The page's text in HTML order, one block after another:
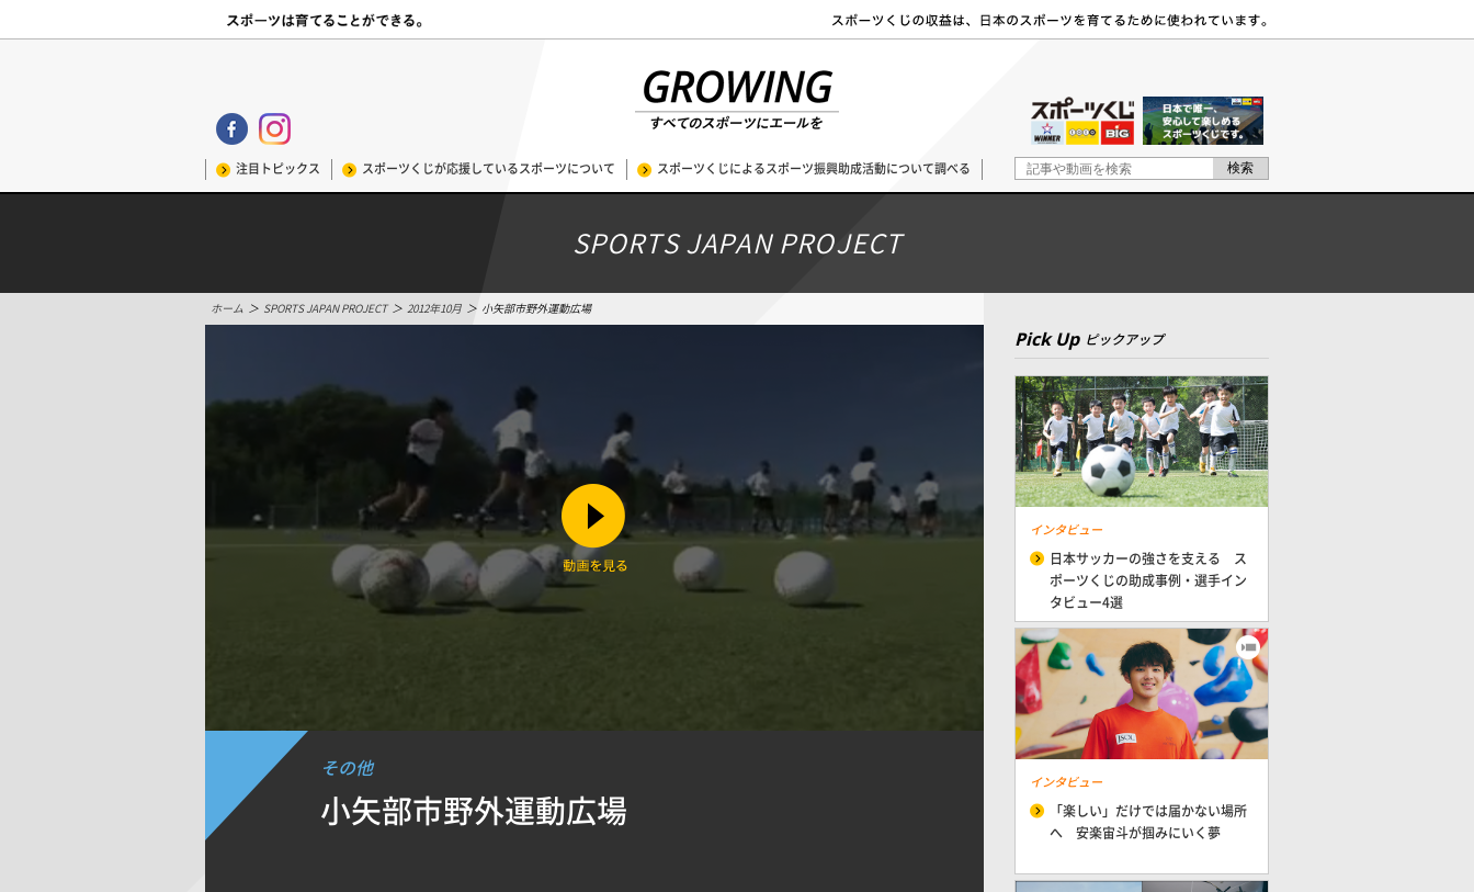
注目トピックス スポーツくじが応援しているスポーツについて スポーツくじによるスポーツ振興助成活動について調べる
SPORTS JAPAN PROJECT
ホーム ＞ SPORTS JAPAN PROJECT ＞ 2012年10月 ＞ 小矢部市野外運動広場
その他
小矢部市野外運動広場
Pick Up ピックアップ
インタビュー
日本サッカーの強さを支える ス
ポーツくじの助成事例・選手イン
タビュー4選
インタビュー
「楽しい」だけでは届かない場所
へ 安楽宙斗が掴みにいく夢